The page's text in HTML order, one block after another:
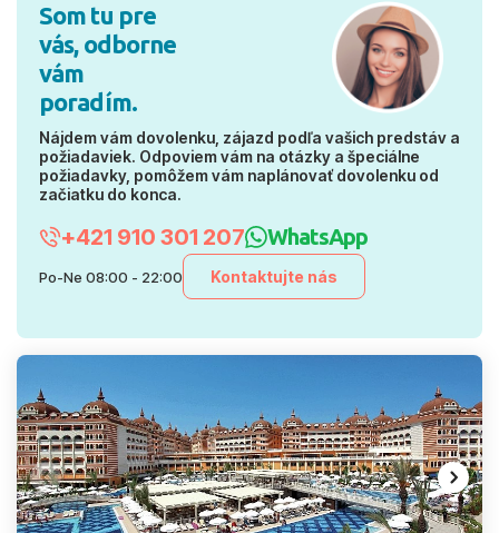
Som tu pre
vás, odborne
vám
poradím.
Nájdem vám dovolenku, zájazd podľa vašich predstáv a
požiadaviek. Odpoviem vám na otázky a špeciálne
požiadavky, pomôžem vám naplánovať dovolenku od
začiatku do konca.
+421 910 301 207 WhatsApp
Po-Ne 08:00 - 22:00 Kontaktujte nás